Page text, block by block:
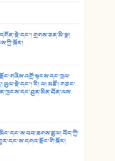
- ཕན་ཐོག
- ཕན་ཐོག
གྲགས་ཅན་མི་སྣ།
རི། ལ། མཚོ། གཙང་
བོད་ཀྱི་